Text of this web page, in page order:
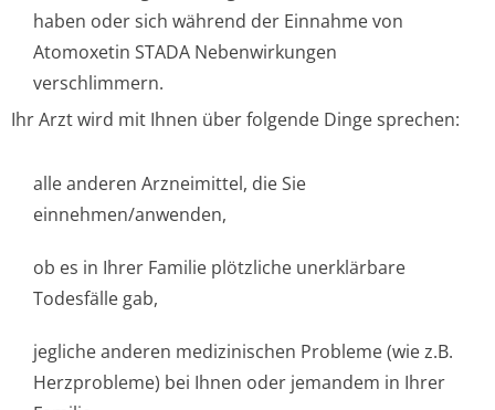
haben oder sich während der Einnahme von
Atomoxetin STADA Nebenwirkungen
verschlimmern.
Ihr Arzt wird mit Ihnen über folgende Dinge sprechen:
alle anderen Arzneimittel, die Sie
einnehmen/anwenden,
ob es in Ihrer Familie plötzliche unerklärbare
Todesfälle gab,
jegliche anderen medizinischen Probleme (wie z.B.
Herzprobleme) bei Ihnen oder jemandem in Ihrer